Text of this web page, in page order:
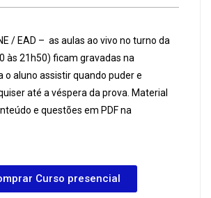
/ EAD – as aulas ao vivo no turno da
às 21h50) ficam gravadas na
aluno assistir quando puder e
até a véspera da prova. Material
e questões em PDF na
Curso presencial